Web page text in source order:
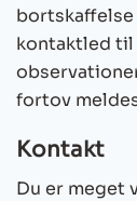
bortskaffelse
kontaktled til
fortov
Kontakt
Du er meget